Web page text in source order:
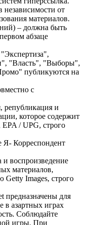
от
материалов.
– должна быть
абзаце
"Власть", "Выборы",
публикуются на
с
републикация и
которое содержит
/ UPG, строго
Я- Корреспондент
воспроизведение
материалов,
Getty Images, строго
предназначены для
в азартных играх
Соблюдайте
игры. При